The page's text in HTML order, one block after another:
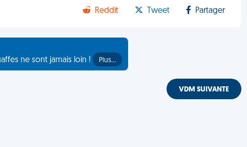
Reddit Tweet Partager
ne sont jamais loin !
Plus…
VDM SUIVANTE